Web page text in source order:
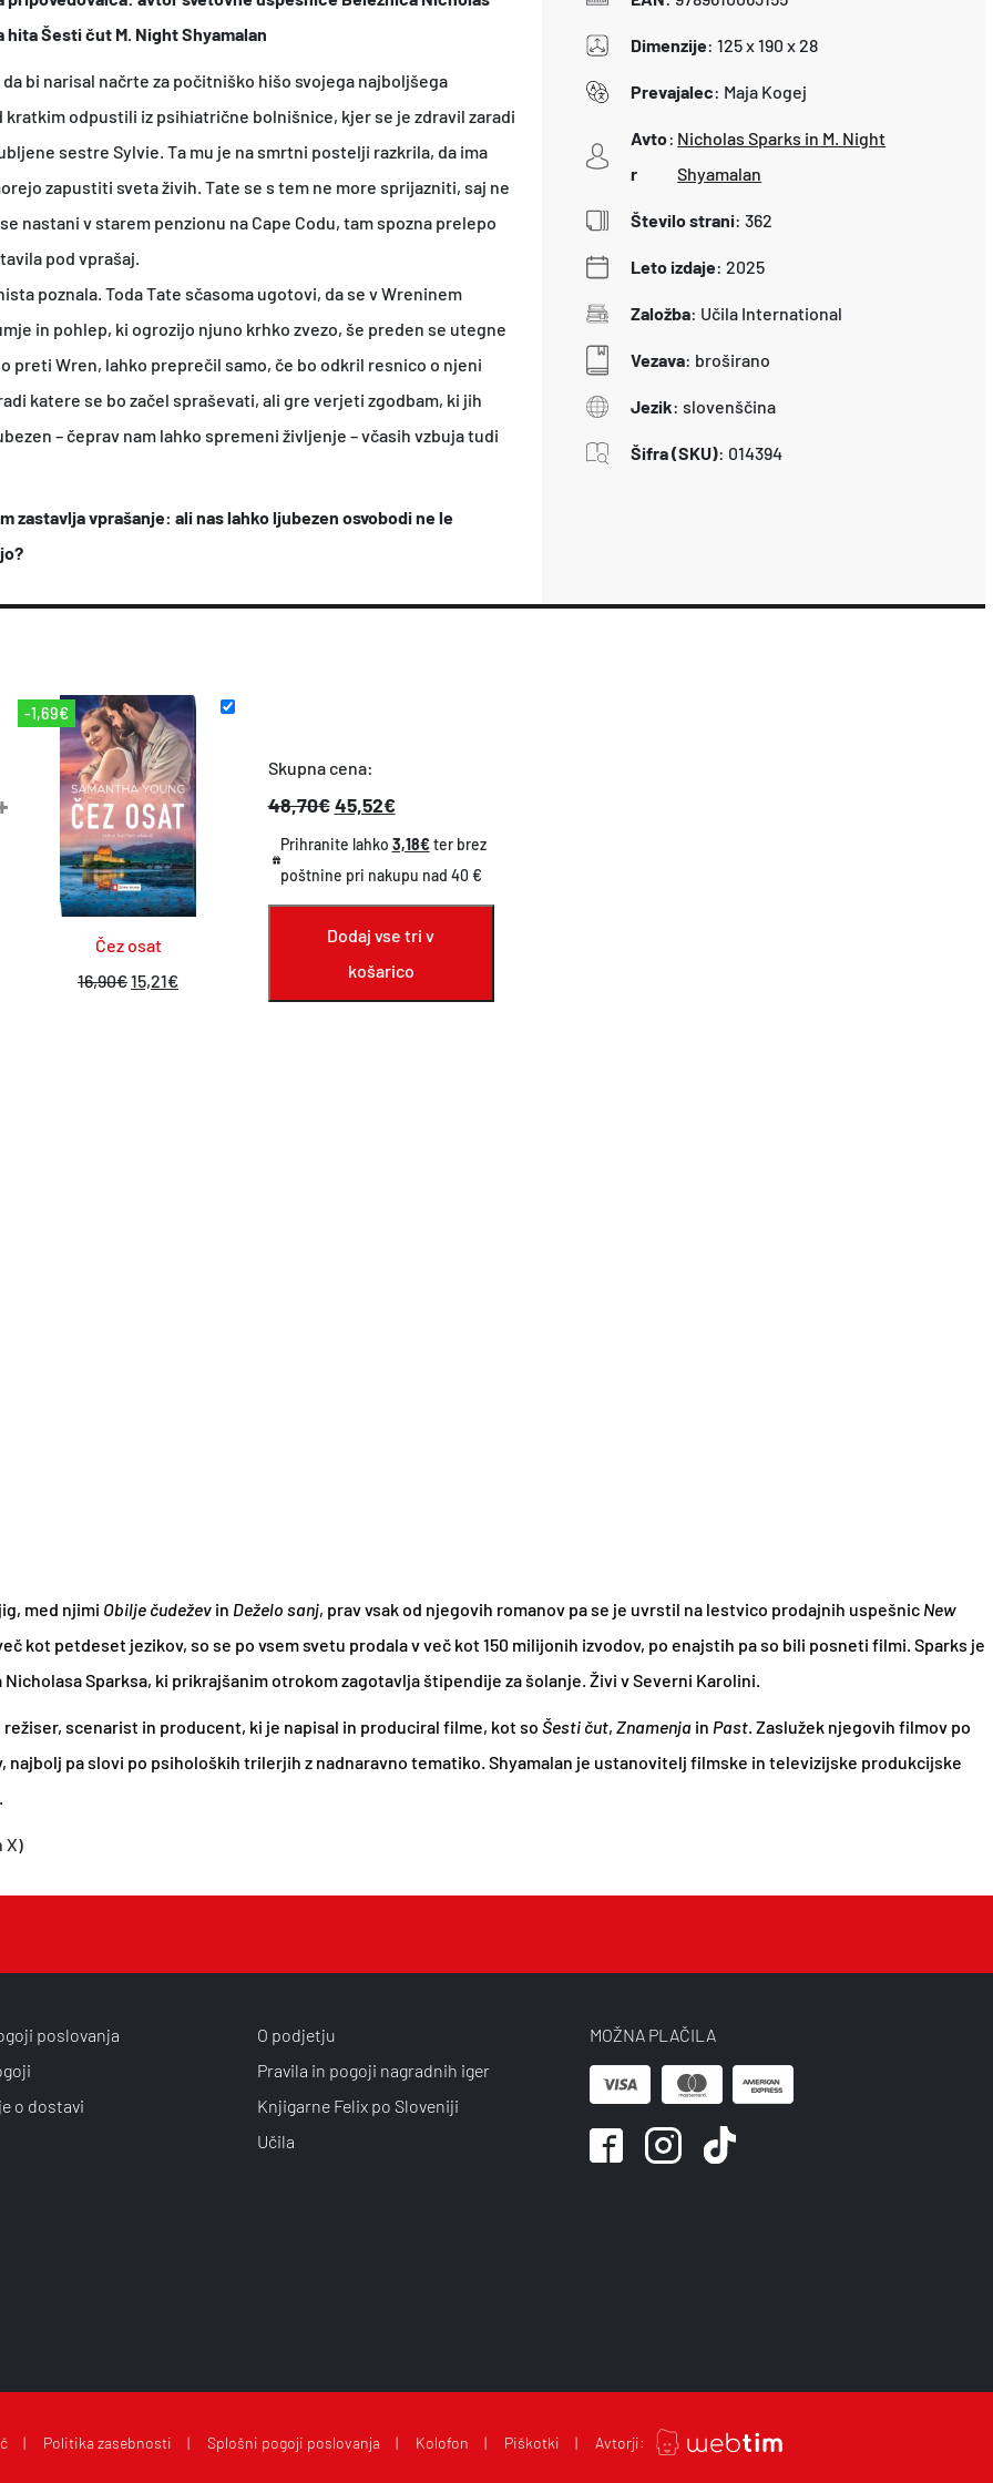
Šesti čut M. Night Shyamalan
bi narisal načrte za počitniško hišo svojega najboljšega
odpustili iz psihiatrične bolnišnice, kjer se je zdravil zaradi
sestre Sylvie. Ta mu je na smrtni postelji razkrila, da ima
zapustiti sveta živih. Tate se s tem ne more sprijazniti, saj ne
nastani v starem penzionu na Cape Codu, tam spozna prelepo
pod vprašaj.
poznala. Toda Tate sčasoma ugotovi, da se v Wreninem
in pohlep, ki ogrozijo njuno krhko zvezo, še preden se utegne
preti Wren, lahko preprečil samo, če bo odkril resnico o njeni
katere se bo začel spraševati, ali gre verjeti zgodbam, ki jih
– čeprav nam lahko spremeni življenje – včasih vzbuja tudi
zastavlja vprašanje: ali nas lahko ljubezen osvobodi ne le
Dimenzije: 125 x 190 x 28
Prevajalec: Maja Kogej
Avto
r
: Nicholas Sparks in M. Night
Shyamalan
Število strani: 362
Leto izdaje: 2025
Založba: Učila International
Vezava: broširano
Jezik: slovenščina
Šifra (SKU): 014394
-1,69€
Čez osat
16,90€I
1
6
,
9
0
15,21€T
2
1
€
.
Skupna cena:
48,70€ 45,52€
Prihranite lahko 3,18€ter brez
poštnine pri nakupu nad 40 €
Dodaj vse tri v
košarico
med njimi Obilje čudeževin Deželo sanj, prav vsak od njegovih romanov pa se je uvrstil na lestvico prodajnih uspešnic New
kot petdeset jezikov, so se po vsem svetu prodala v več kot 150 milijonih izvodov, po enajstih pa so bili posneti filmi. Sparks je
Sparksa, ki prikrajšanim otrokom zagotavlja štipendije za šolanje. Živi v Severni Karolini.
scenarist in producent, ki je napisal in produciral filme, kot so Šesti čut, Znamenja in Past. Zaslužek njegovih filmov po
najbolj pa slovi po psiholoških trilerjih z nadnaravno tematiko. Shyamalan je ustanovitelj filmske in televizijske produkcijske
X)
poslovanja
o dostavi
O podjetju
Pravila in pogoji nagradnih iger
Knjigarne Felix po Sloveniji
Učila
MOŽNA PLAČILA
Politika zasebnosti Splošni pogoji poslovanja Kolofon Piškotki Avtorji: